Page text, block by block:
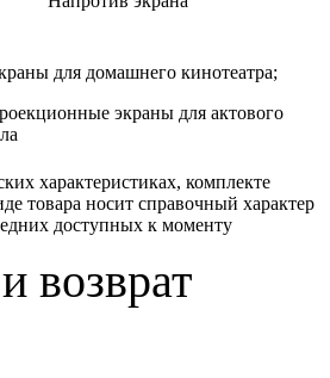
для домашнего кинотеатра;
экраны для актового
характеристиках, комплекте
товара носит справочный характер
доступных к моменту
возврат